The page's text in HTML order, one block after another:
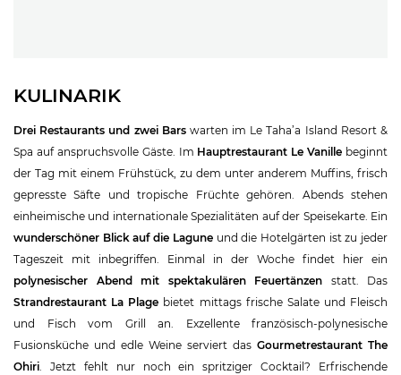
KULINARIK
Drei Restaurants und zwei Barswarten im Le Taha’a Island Resort &
Spa auf anspruchsvolle Gäste. Im Hauptrestaurant Le Vanille beginnt
der Tag mit einem Frühstück, zu dem unter anderem Muffins, frisch
gepresste Säfte und tropische Früchte gehören. Abends stehen
einheimische und internationale Spezialitäten auf der Speisekarte. Ein
wunderschöner Blick auf die Laguneund die Hotelgärten ist zu jeder
Tageszeit mit inbegriffen. Einmal in der Woche findet hier ein
polynesischer Abend mit spektakulären Feuertänzen statt. Das
Strandrestaurant La Plage bietet mittags frische Salate und Fleisch
und Fisch vom Grill an. Exzellente französisch-polynesische
Fusionsküche und edle Weine serviert das Gourmetrestaurant The
Ohiri . Jetzt fehlt nur noch ein spritziger Cocktail? Erfrischende